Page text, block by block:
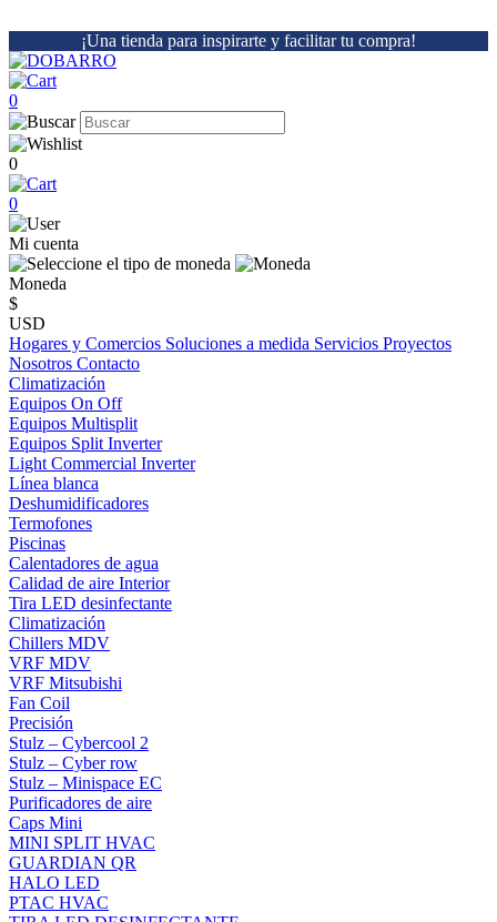
¡Una tienda para inspirarte y facilitar tu compra!
0
0
0
Mi cuenta
Moneda
$
USD
Hogares y Comercios Soluciones a medida Servicios Proyectos
Nosotros Contacto
Climatización
Equipos On Off
Equipos Multisplit
Equipos Split Inverter
Light Commercial Inverter
Línea blanca
Deshumidificadores
Termofones
Piscinas
Calentadores de agua
Calidad de aire Interior
Tira LED desinfectante
Climatización
Chillers MDV
VRF MDV
VRF Mitsubishi
Fan Coil
Precisión
Stulz – Cybercool 2
Stulz – Cyber row
Stulz – Minispace EC
Purificadores de aire
Caps Mini
MINI SPLIT HVAC
GUARDIAN QR
HALO LED
PTAC HVAC